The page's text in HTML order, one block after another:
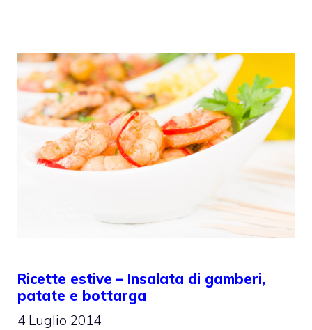
Ricette estive – Insalata di gamberi,
patate e bottarga
4 Luglio 2014